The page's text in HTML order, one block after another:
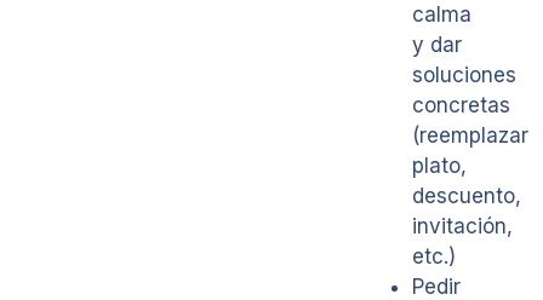
calma
y dar
soluciones
concretas
(reemplazar
plato,
descuento,
invitación,
etc.)
Pedir